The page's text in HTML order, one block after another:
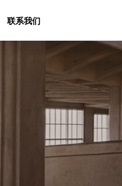
联系我们